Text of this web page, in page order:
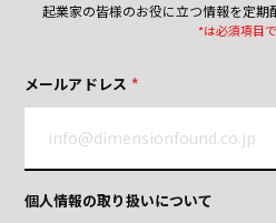
起業家の皆様のお役に立つ情報を定期
*は必須項目で
メールアドレス *
個人情報の取り扱いについて